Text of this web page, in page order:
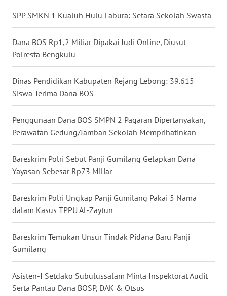
SPP SMKN 1 Kualuh Hulu Labura: Setara Sekolah Swasta
Dana BOS Rp1,2 Miliar Dipakai Judi Online, Diusut
Polresta Bengkulu
Dinas Pendidikan Kabupaten Rejang Lebong: 39.615
Siswa Terima Dana BOS
Penggunaan Dana BOS SMPN 2 Pagaran Dipertanyakan,
Perawatan Gedung/Jamban Sekolah Memprihatinkan
Bareskrim Polri Sebut Panji Gumilang Gelapkan Dana
Yayasan Sebesar Rp73 Miliar
Bareskrim Polri Ungkap Panji Gumilang Pakai 5 Nama
dalam Kasus TPPU Al-Zaytun
Bareskrim Temukan Unsur Tindak Pidana Baru Panji
Gumilang
Asisten-I Setdako Subulussalam Minta Inspektorat Audit
Serta Pantau Dana BOSP, DAK & Otsus
SULTENG
WN
SULBAR
WN
BABEL
WN
SUMBAR
WN
SUMSEL
WN
BENGKULU
WN
LAMPUNG
JATENG